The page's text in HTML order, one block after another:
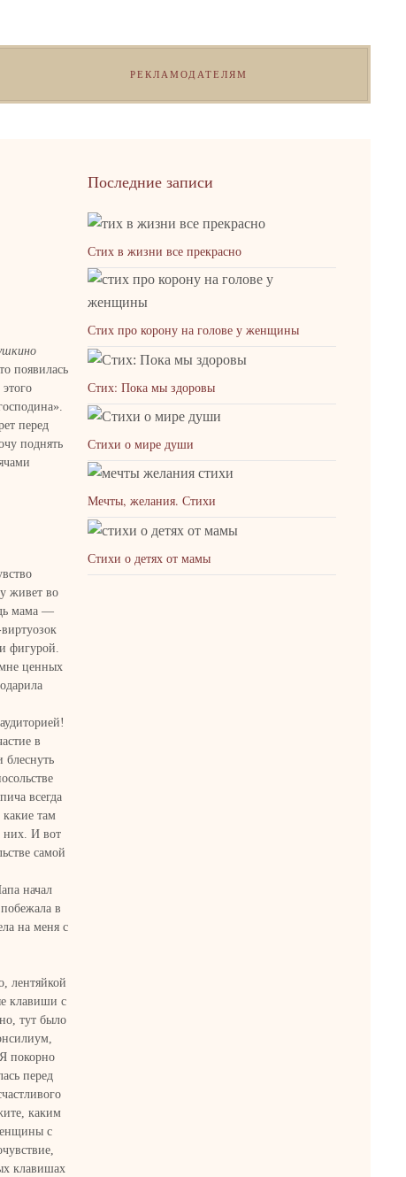
РЕКЛАМОДАТЕЛЯМ
появилась
перед
поднять
живет во
мама —
фигурой.
ценных
в
всегда
там
них. И вот
самой
начал
в
на меня с
лентяйкой
клавиши с
тут было
покорно
перед
каким
с
клавишах
Последние записи
Стих в жизни все прекрасно
Стих про корону на голове у женщины
Стих: Пока мы здоровы
Стихи о мире души
Мечты, желания. Стихи
Стихи о детях от мамы